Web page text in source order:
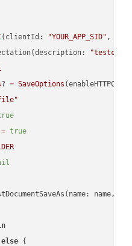
(clientId: "YOUR_APP_SID" ,
? = SaveOptions
= true
else {